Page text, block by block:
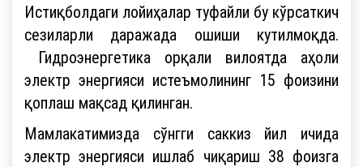
Истиқболдаги лойиҳалар туфайли бу кўрсаткич
сезиларли даражада ошиши кутилмоқда.
Гидроэнергетика орқали вилоятда аҳоли
электр энергияси истеъмолининг 15 фоизини
қоплаш мақсад қилинган.
Мамлакатимизда сўнгги саккиз йил ичида
электр энергияси ишлаб чиқариш 38 фоизга